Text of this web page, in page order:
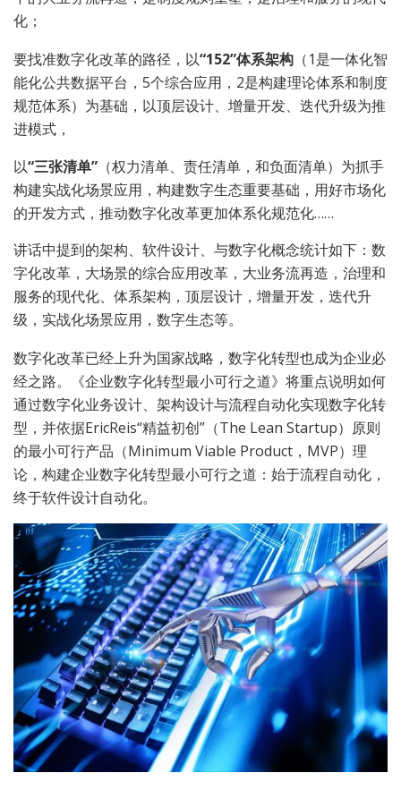
化；
要找准数字化改革的路径，以“152”体系架构 （1是一体化智
能化公共数据平台，5个综合应用，2是构建理论体系和制度
规范体系）为基础，以顶层设计、增量开发、迭代升级为推
进模式，
以“三张清单” （权力清单、责任清单，和负面清单）为抓手
构建实战化场景应用，构建数字生态重要基础，用好市场化
的开发方式，推动数字化改革更加体系化规范化……
讲话中提到的架构、软件设计、与数字化概念统计如下：数
字化改革，大场景的综合应用改革，大业务流再造，治理和
服务的现代化、体系架构，顶层设计，增量开发，迭代升
级，实战化场景应用，数字生态等。
数字化改革已经上升为国家战略，数字化转型也成为企业必
经之路。《企业数字化转型最小可行之道》将重点说明如何
通过数字化业务设计、架构设计与流程自动化实现数字化转
型，并依据EricReis“精益初创”（The Lean Startup）原则
的最小可行产品（Minimum Viable Product，MVP）理
论，构建企业数字化转型最小可行之道：始于流程自动化，
终于软件设计自动化。